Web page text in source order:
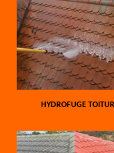
HYDROFUGE